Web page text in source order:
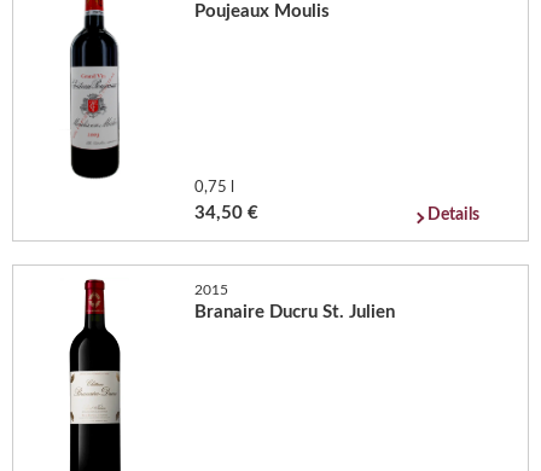
Poujeaux Moulis
0,75 l
34,50 € Details
2015
Branaire Ducru St. Julien